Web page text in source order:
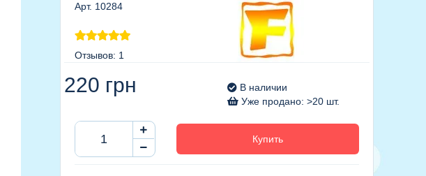
Арт. 10284
Отзывов: 1
220 грн
В наличии
Уже продано: >20 шт.
Купить